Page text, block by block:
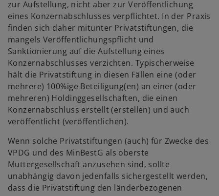
zur Aufstellung, nicht aber zur Veröffentlichung
eines Konzernabschlusses verpflichtet. In der Praxis
finden sich daher mitunter Privatstiftungen, die
mangels Veröffentlichungspflicht und
Sanktionierung auf die Aufstellung eines
Konzernabschlusses verzichten. Typischerweise
hält die Privatstiftung in diesen Fällen eine (oder
mehrere) 100%ige Beteiligung(en) an einer (oder
mehreren) Holdinggesellschaften, die einen
Konzernabschluss erstellt (erstellen) und auch
veröffentlicht (veröffentlichen).
Wenn solche Privatstiftungen (auch) für Zwecke des
VPDG und des MinBestG als oberste
Muttergesellschaft anzusehen sind, sollte
unabhängig davon jedenfalls sichergestellt werden,
dass die Privatstiftung den länderbezogenen